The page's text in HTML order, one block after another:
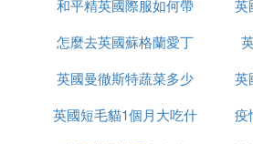
1121 €
1100,74 €
Par enfant supplémentaire
+ 209,66 €
+ 224, 36 €
的
和平精英國際服如何帶
槍進出生島
英
怎麼去英國蘇格蘭愛丁
堡
英國曼徹斯特蔬菜多少
錢
英
英國短毛貓1個月大吃什
疫